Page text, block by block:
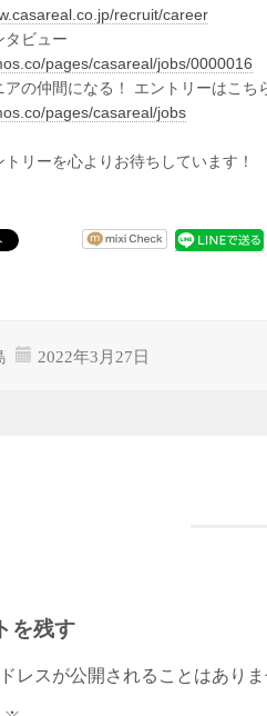
recruit/career
ビュー
pages/casareal/jobs/0000016
の仲間になる！ エントリーはこち
pages/casareal/jobs
トリーを心よりお待ちしています！
2022年3月27日
を残す
レスが公開されることはあり